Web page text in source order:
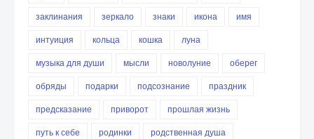
заклинания
зеркало знаки икона
имя
интуиция
кольца кошка
луна
музыка для души
мысли новолуние
оберег
обряды
подарки подсознание
праздник
предсказание
приворот
прошлая жизнь
путь к себе
родинки
родственная душа